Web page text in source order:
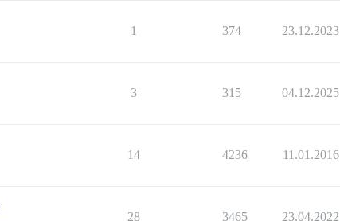
1 374 23.12.2023
3 315 04.12.2025
14 4236 11.01.2016
28 3465 23.04.2022